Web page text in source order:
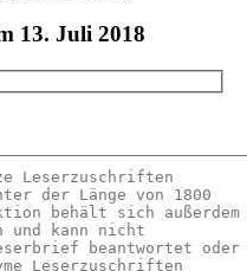
13. Juli 2018